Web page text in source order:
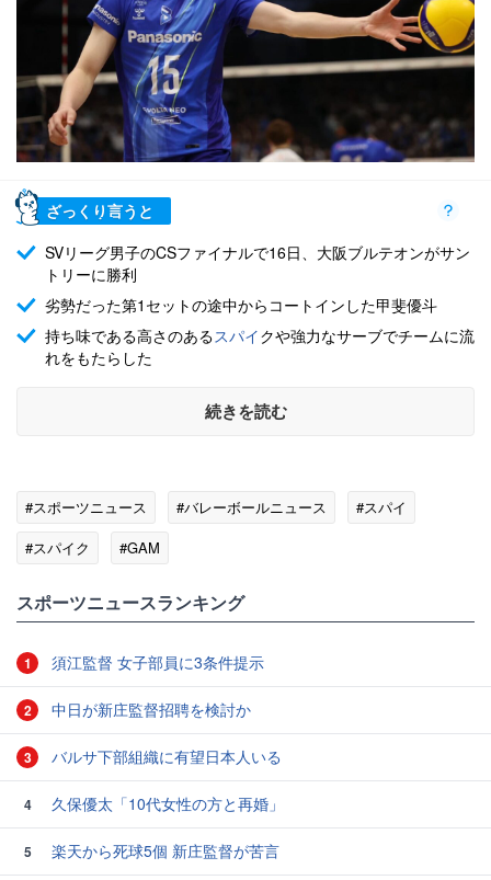
ざっくり言うと
SVリーグ男子のCSファイナルで16日、大阪ブルテオンがサン
トリーに勝利
劣勢だった第1セットの途中からコートインした甲斐優斗
持ち味である高さのあるスパイクや強力なサーブでチームに流
れをもたらした
続きを読む
#スポーツニュース #バレーボールニュース
#スパイ
#スパイク
#GAM
スポーツニュースランキング
1 須江監督 女子部員に3条件提示
2 中日が新庄監督招聘を検討か
3 バルサ下部組織に有望日本人いる
4 久保優太「10代女性の方と再婚」
5
楽天から死球5個 新庄監督が苦言